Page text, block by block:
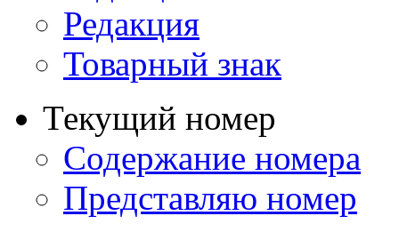
Редакция
Товарный знак
Текущий номер
Содержание номера
Представляю номер